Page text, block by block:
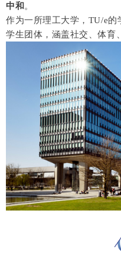
中和 。
作为一所理工大学，TU/e
学生团体，涵盖社交、体育